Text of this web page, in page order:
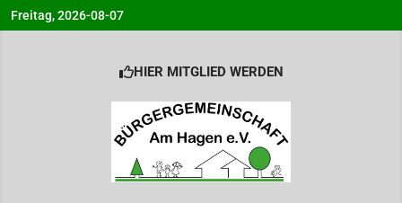
Skip
to
Freitag, 2026-08-07
HIER MITGLIED WERDEN